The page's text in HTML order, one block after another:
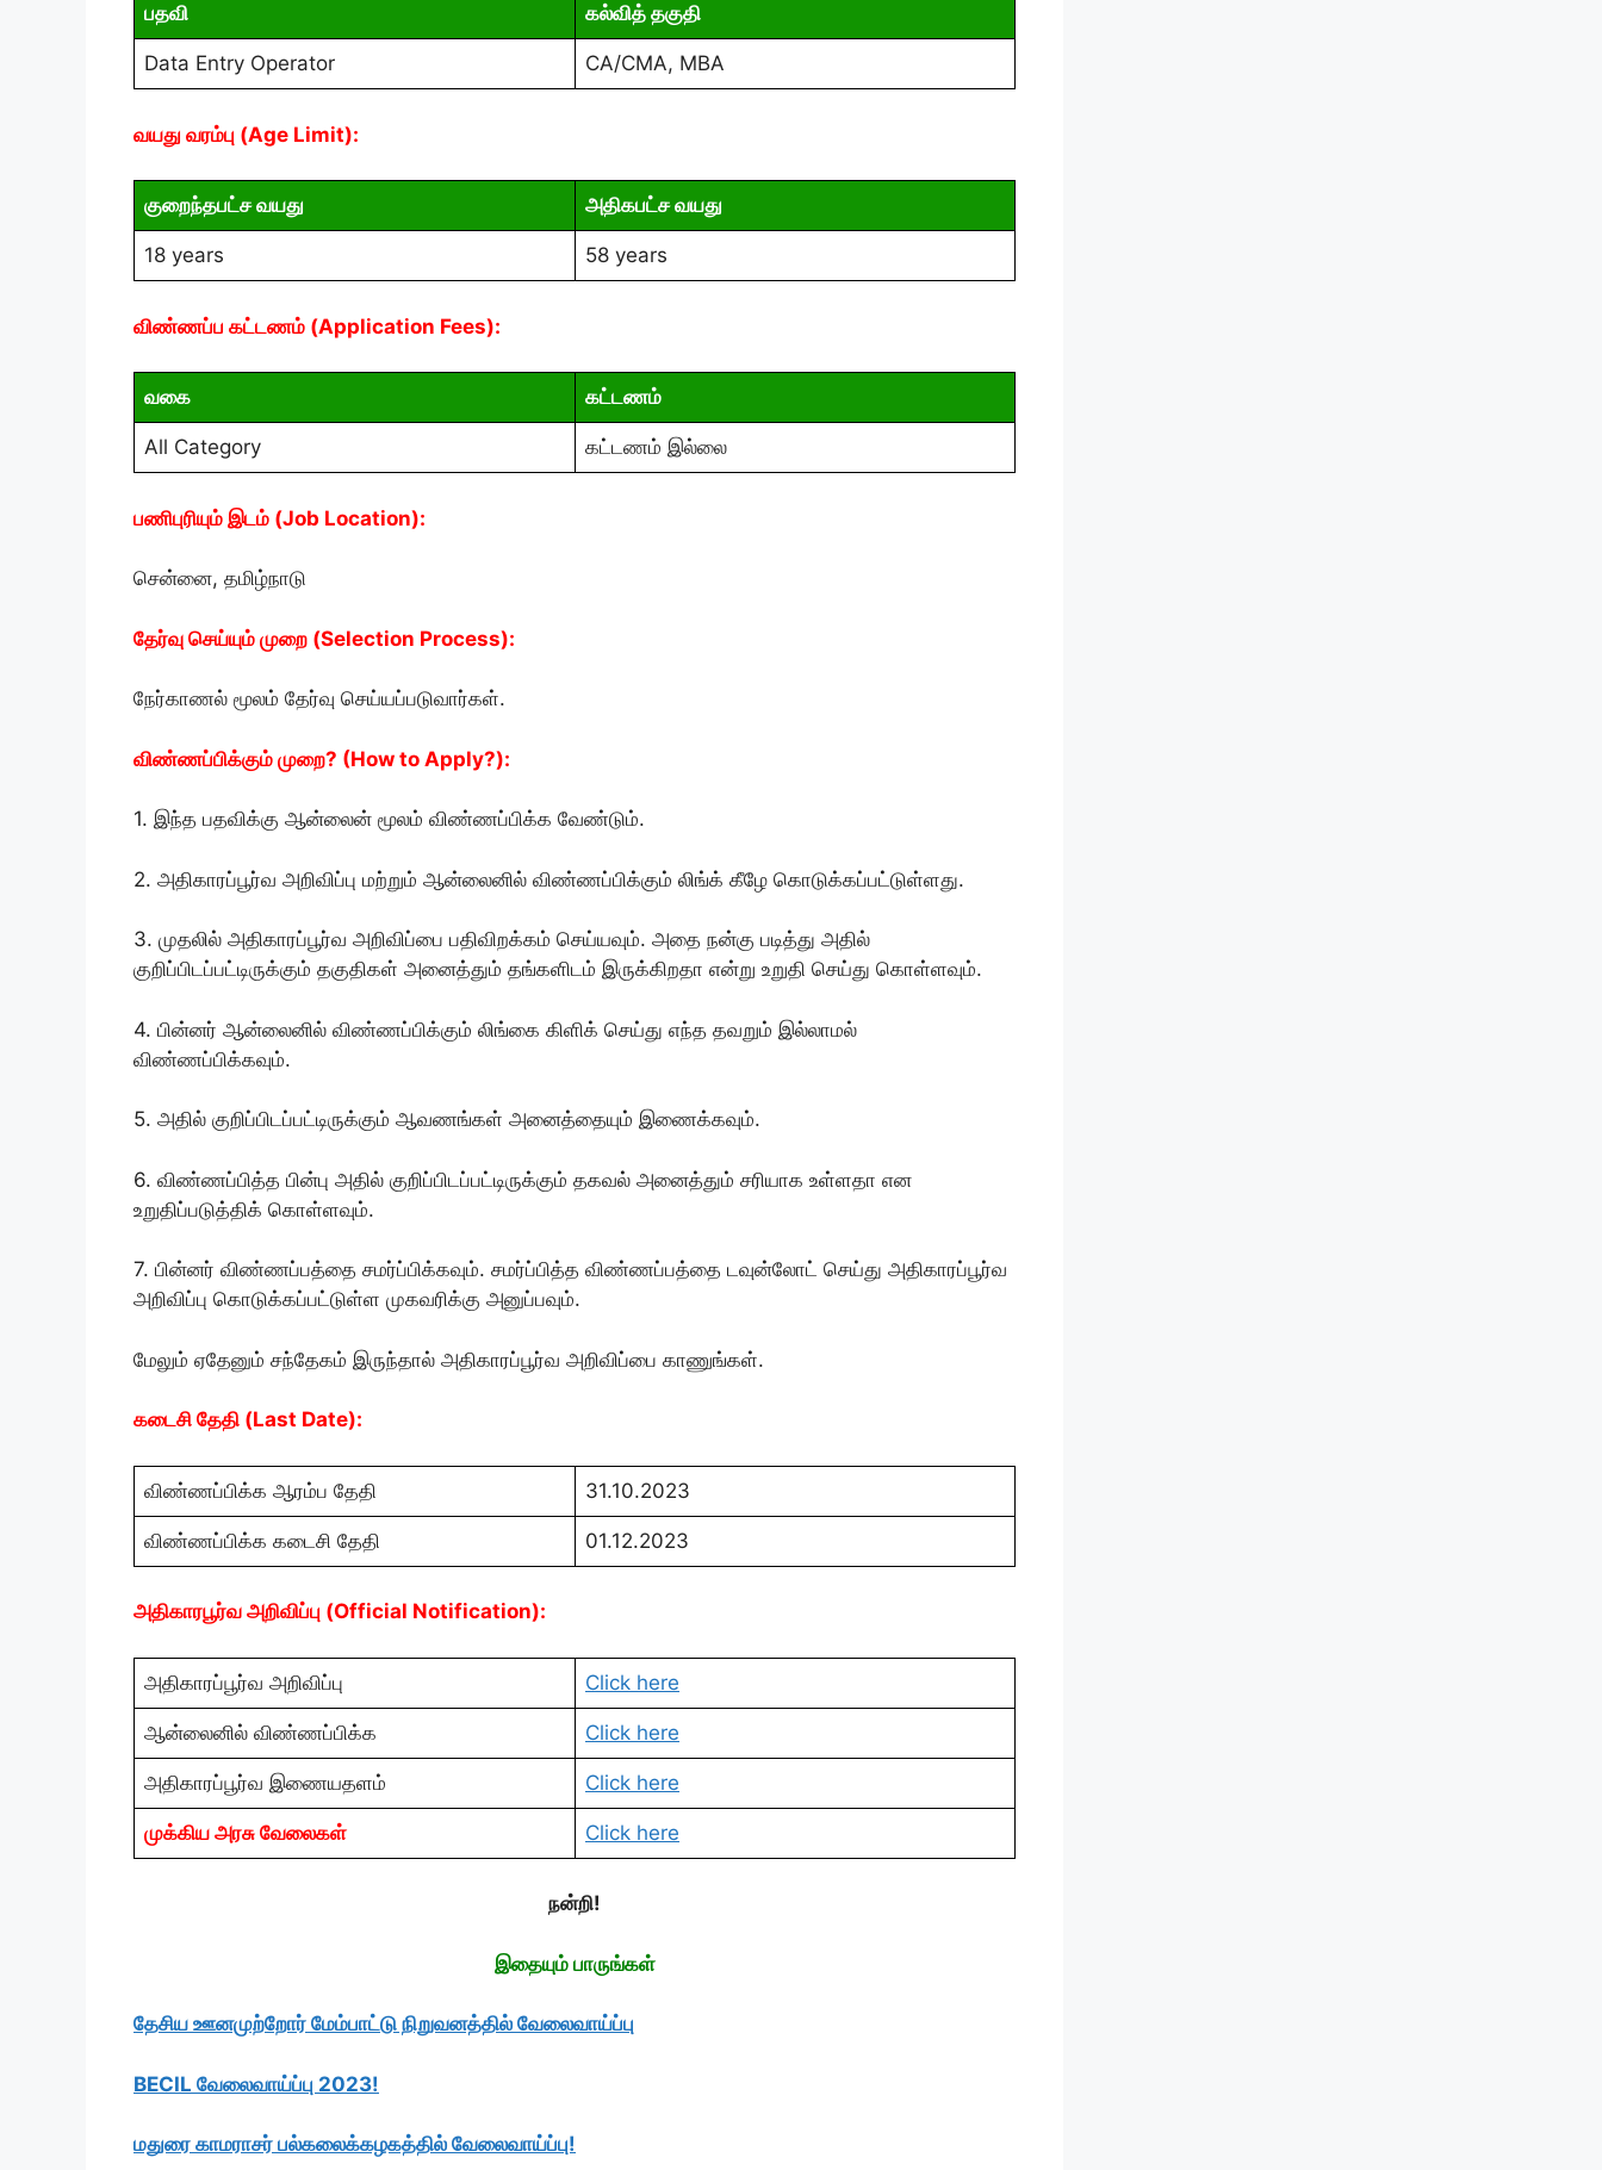
பதவி கல்வித் தகுதி
Data Entry Operator CA/CMA, MBA
வயது வரம்பு (Age Limit):
குறைந்தபட்ச வயது அதிகபட்ச வயது
18 years 58 years
விண்ணப்ப கட்டணம் (Application Fees):
வகை கட்டணம்
All Category கட்டணம் இல்லை
பணிபுரியும் இடம் (Job Location):
சென்னை, தமிழ்நாடு
தேர்வு செய்யும் முறை (Selection Process):
நேர்காணல் மூலம் தேர்வு செய்யப்படுவார்கள்.
விண்ணப்பிக்கும் முறை? (How to Apply?):
1. இந்த பதவிக்கு ஆன்லைன் மூலம் விண்ணப்பிக்க வேண்டும்.
2. அதிகாரப்பூர்வ அறிவிப்பு மற்றும் ஆன்லைனில் விண்ணப்பிக்கும் லிங்க் கீழே கொடுக்கப்பட்டுள்ளது.
3. முதலில் அதிகாரப்பூர்வ அறிவிப்பை பதிவிறக்கம் செய்யவும். அதை நன்கு படித்து அதில்
குறிப்பிடப்பட்டிருக்கும் தகுதிகள் அனைத்தும் தங்களிடம் இருக்கிறதா என்று உறுதி செய்து கொள்ளவும்.
4. பின்னர் ஆன்லைனில் விண்ணப்பிக்கும் லிங்கை கிளிக் செய்து எந்த தவறும் இல்லாமல்
விண்ணப்பிக்கவும்.
5. அதில் குறிப்பிடப்பட்டிருக்கும் ஆவணங்கள் அனைத்தையும் இணைக்கவும்.
6. விண்ணப்பித்த பின்பு அதில் குறிப்பிடப்பட்டிருக்கும் தகவல் அனைத்தும் சரியாக உள்ளதா என
உறுதிப்படுத்திக் கொள்ளவும்.
7. பின்னர் விண்ணப்பத்தை சமர்ப்பிக்கவும். சமர்ப்பித்த விண்ணப்பத்தை டவுன்லோட் செய்து அதிகாரப்பூர்வ
அறிவிப்பு கொடுக்கப்பட்டுள்ள முகவரிக்கு அனுப்பவும்.
மேலும் ஏதேனும் சந்தேகம் இருந்தால் அதிகாரப்பூர்வ அறிவிப்பை காணுங்கள்.
கடைசி தேதி (Last Date):
விண்ணப்பிக்க ஆரம்ப தேதி 31.10.2023
விண்ணப்பிக்க கடைசி தேதி 01.12.2023
அதிகாரபூர்வ அறிவிப்பு (Official Notification):
அதிகாரப்பூர்வ அறிவிப்பு Click here
ஆன்லைனில் விண்ணப்பிக்க Click here
அதிகாரப்பூர்வ இணையதளம் Click here
முக்கிய அரசு வேலைகள் Click here
நன்றி!
இதையும் பாருங்கள்
தேசிய ஊனமுற்றோர் மேம்பாட்டு நிறுவனத்தில் வேலைவாய்ப்பு
BECIL வேலைவாய்ப்பு 2023!
மதுரை காமராசர் பல்கலைக்கழகத்தில் வேலைவாய்ப்பு!